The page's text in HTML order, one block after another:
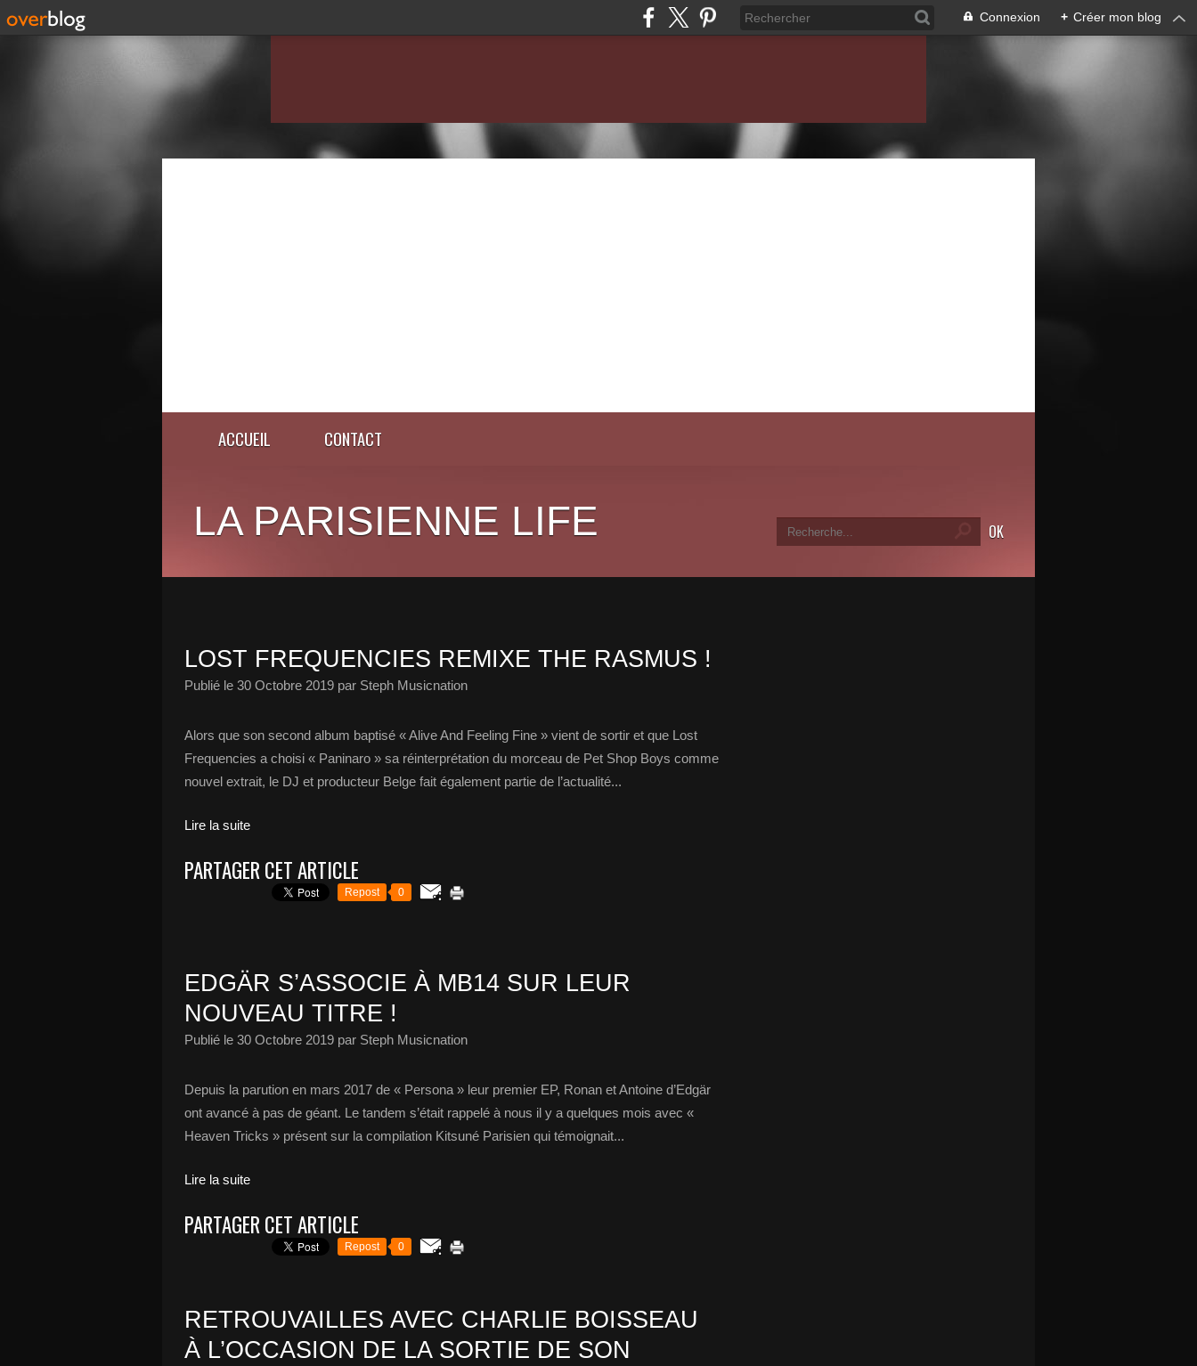
Connexion + Créer mon blog
ACCUEIL CONTACT
LA PARISIENNE LIFE
LOST FREQUENCIES REMIXE THE RASMUS !
Publié le 30 Octobre 2019 par Steph Musicnation
Alors que son second album baptisé « Alive And Feeling Fine » vient de sortir et que Lost
Frequencies a choisi « Paninaro » sa réinterprétation du morceau de Pet Shop Boys comme
nouvel extrait, le DJ et producteur Belge fait également partie de l’actualité...
Lire la suite
PARTAGER CET ARTICLE
Repost 0
EDGÄR S’ASSOCIE À MB14 SUR LEUR
NOUVEAU TITRE !
Publié le 30 Octobre 2019 par Steph Musicnation
Depuis la parution en mars 2017 de « Persona » leur premier EP, Ronan et Antoine d’Edgär
ont avancé à pas de géant. Le tandem s’était rappelé à nous il y a quelques mois avec «
Heaven Tricks » présent sur la compilation Kitsuné Parisien qui témoignait...
Lire la suite
PARTAGER CET ARTICLE
Repost 0
RETROUVAILLES AVEC CHARLIE BOISSEAU
À L’OCCASION DE LA SORTIE DE SON